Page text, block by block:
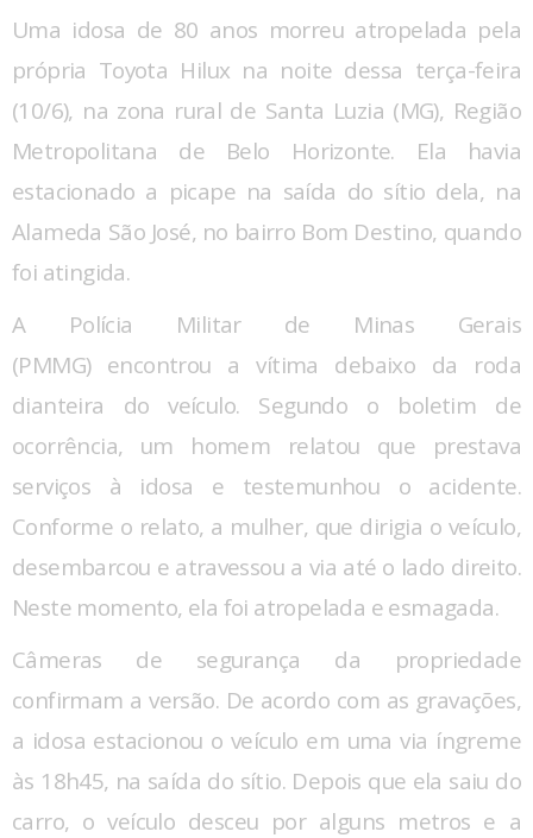
Uma idosa de 80 anos morreu atropelada pela
própria Toyota Hilux na noite dessa terça-feira
(10/6), na zona rural de Santa Luzia (MG), Região
Metropolitana de Belo Horizonte. Ela havia
estacionado a picape na saída do sítio dela, na
Alameda São José, no bairro Bom Destino, quando
foi atingida.
A Polícia Militar de Minas Gerais
(PMMG) encontrou a vítima debaixo da roda
dianteira do veículo. Segundo o boletim de
ocorrência, um homem relatou que prestava
serviços à idosa e testemunhou o acidente.
Conforme o relato, a mulher, que dirigia o veículo,
desembarcou e atravessou a via até o lado direito.
Neste momento, ela foi atropelada e esmagada.
Câmeras de segurança da propriedade
confirmam a versão. De acordo com as gravações,
a idosa estacionou o veículo em uma via íngreme
às 18h45, na saída do sítio. Depois que ela saiu do
carro, o veículo desceu por alguns metros e a